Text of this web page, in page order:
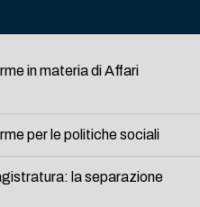
in materia di Affari
per le politiche sociali
la separazione